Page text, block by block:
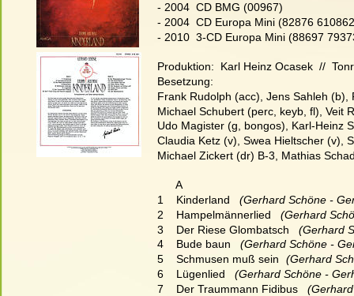
- 2004  CD BMG (00967)
- 2004  CD Europa Mini (82876
- 2010  3-CD Europa Mini (88697
Produktion:  Karl Heinz Ocasek  //
Besetzung:
Frank Rudolph (acc), Jens Sahleh
Michael Schubert (perc, keyb, fl), Veit
Udo Magister (g, bongos), Karl-Heinz
Claudia Ketz (v), Swea Hieltscher (v),
Michael Zickert (dr) B-3, Mathias
      A
1    Kinderland
(Gerhard Schöne -
2    Hampelmännerlied
(Gerhard
3    Der Riese Glombatsch
(Gerhard
4    Bude baun
(Gerhard Schöne -
5    Schmusen muß sein
(Gerhard
6    Lügenlied
(Gerhard Schöne -
7    Der Traummann Fidibus